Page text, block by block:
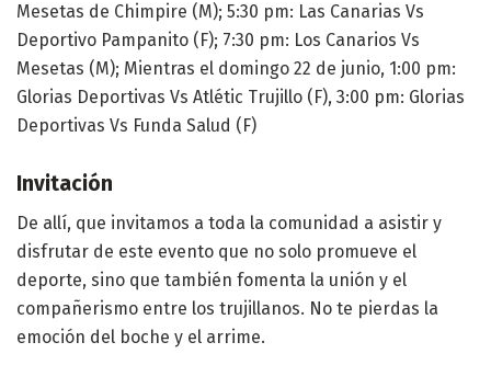
Mesetas de Chimpire (M); 5:30 pm: Las Canarias Vs
Deportivo Pampanito (F); 7:30 pm: Los Canarios Vs
Mesetas (M); Mientras el domingo 22 de junio, 1:00 pm:
Glorias Deportivas Vs Atlétic Trujillo (F), 3:00 pm: Glorias
Deportivas Vs Funda Salud (F)
Invitación
De allí, que invitamos a toda la comunidad a asistir y
disfrutar de este evento que no solo promueve el
deporte, sino que también fomenta la unión y el
compañerismo entre los trujillanos. No te pierdas la
emoción del boche y el arrime.